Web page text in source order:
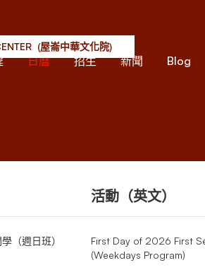
(屋崙中華文化院)
日曆 招生 新聞 Blog
活動（英文）
（週日班）
First Day of 2026 First
(Weekdays Program)